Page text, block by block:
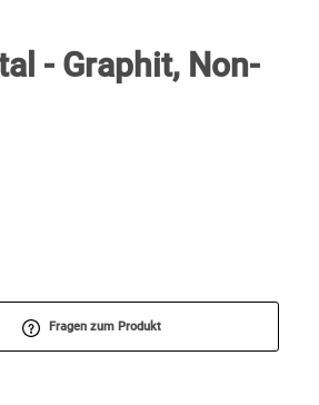
- Graphit, Non-
Fragen zum Produkt